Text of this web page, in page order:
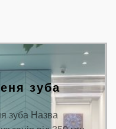
зуба
зуба Назва